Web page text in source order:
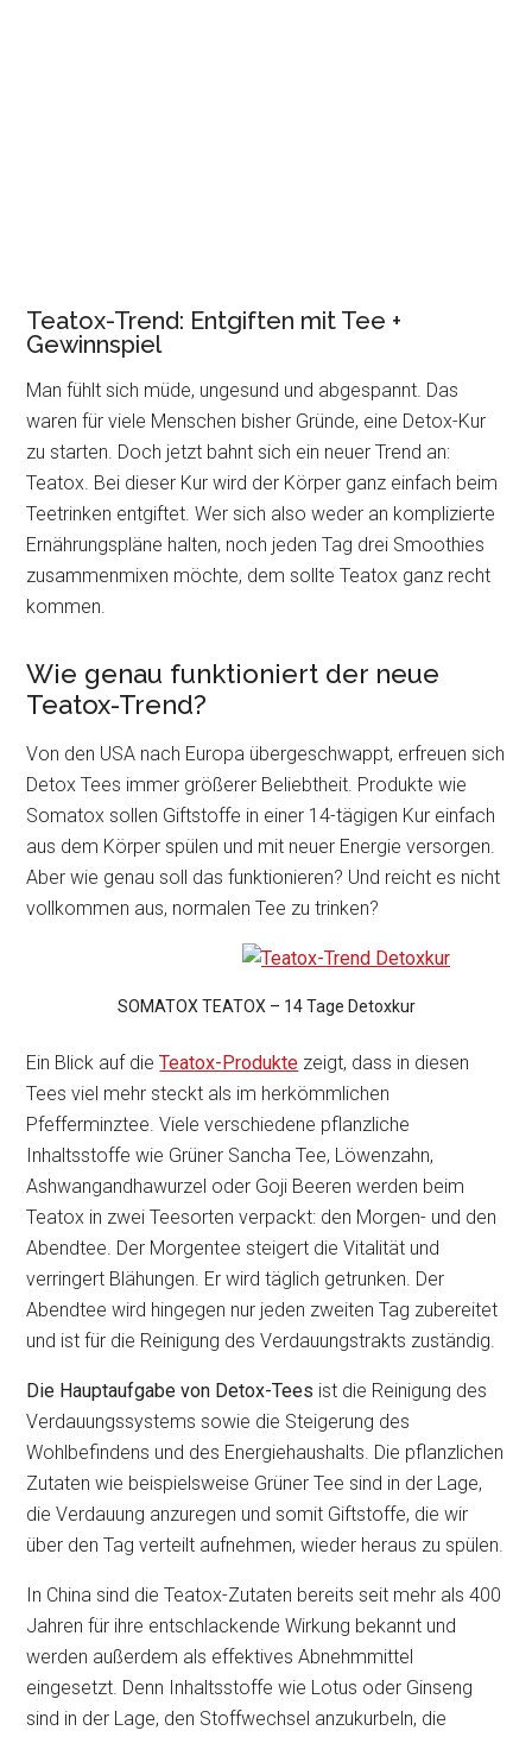
Teatox-Trend: Entgiften mit Tee +
Gewinnspiel
Man fühlt sich müde, ungesund und abgespannt. Das
waren für viele Menschen bisher Gründe, eine Detox-Kur
zu starten. Doch jetzt bahnt sich ein neuer Trend an:
Teatox. Bei dieser Kur wird der Körper ganz einfach beim
Teetrinken entgiftet. Wer sich also weder an komplizierte
Ernährungspläne halten, noch jeden Tag drei Smoothies
zusammenmixen möchte, dem sollte Teatox ganz recht
kommen.
Wie genau funktioniert der neue
Teatox-Trend?
Von den USA nach Europa übergeschwappt, erfreuen sich
Detox Tees immer größerer Beliebtheit. Produkte wie
Somatox sollen Giftstoffe in einer 14-tägigen Kur einfach
aus dem Körper spülen und mit neuer Energie versorgen.
Aber wie genau soll das funktionieren? Und reicht es nicht
vollkommen aus, normalen Tee zu trinken?
SOMATOX TEATOX – 14 Tage Detoxkur
Ein Blick auf dieTeatox-Produkte zeigt, dass in diesen
Tees viel mehr steckt als im herkömmlichen
Pfefferminztee. Viele verschiedene pflanzliche
Inhaltsstoffe wie Grüner Sancha Tee, Löwenzahn,
Ashwangandhawurzel oder Goji Beeren werden beim
Teatox in zwei Teesorten verpackt: den Morgen- und den
Abendtee. Der Morgentee steigert die Vitalität und
verringert Blähungen. Er wird täglich getrunken. Der
Abendtee wird hingegen nur jeden zweiten Tag zubereitet
und ist für die Reinigung des Verdauungstrakts zuständig.
Die Hauptaufgabe von Detox-Tees ist die Reinigung des
Verdauungssystems sowie die Steigerung des
Wohlbefindens und des Energiehaushalts. Die pflanzlichen
Zutaten wie beispielsweise Grüner Tee sind in der Lage,
die Verdauung anzuregen und somit Giftstoffe, die wir
über den Tag verteilt aufnehmen, wieder heraus zu spülen.
In China sind die Teatox-Zutaten bereits seit mehr als 400
Jahren für ihre entschlackende Wirkung bekannt und
werden außerdem als effektives Abnehmmittel
eingesetzt. Denn Inhaltsstoffe wie Lotus oder Ginseng
sind in der Lage, den Stoffwechsel anzukurbeln, die